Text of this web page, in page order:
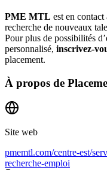
PME MTL est en
recherche de nouveaux
Pour plus de possibilités
personnalisé, inscrivez-
placement.
À propos de
Site web
pmemtl.com/centre-est/
recherche-emploi